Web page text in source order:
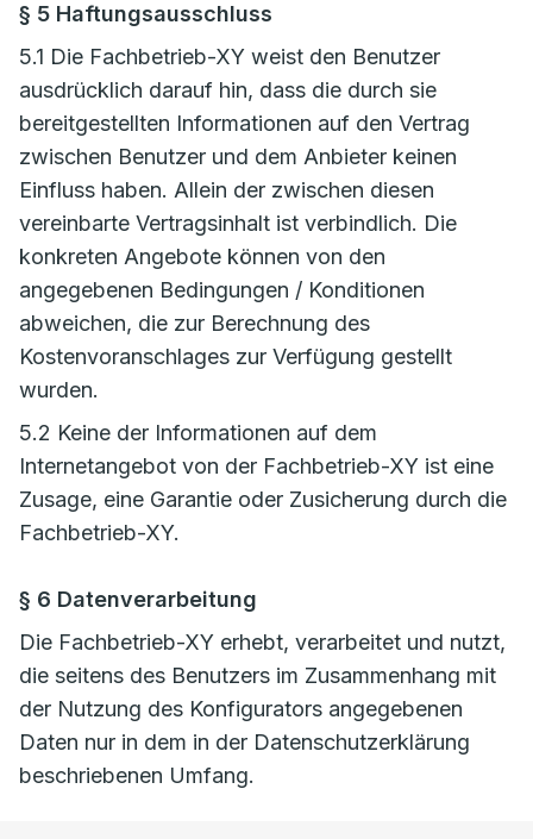
§ 5 Haftungsausschluss
5.1 Die Fachbetrieb-XY weist den Benutzer
ausdrücklich darauf hin, dass die durch sie
bereitgestellten Informationen auf den Vertrag
zwischen Benutzer und dem Anbieter keinen
Einfluss haben. Allein der zwischen diesen
vereinbarte Vertragsinhalt ist verbindlich. Die
konkreten Angebote können von den
angegebenen Bedingungen / Konditionen
abweichen, die zur Berechnung des
Kostenvoranschlages zur Verfügung gestellt
wurden.
5.2 Keine der Informationen auf dem
Internetangebot von der Fachbetrieb-XY ist eine
Zusage, eine Garantie oder Zusicherung durch die
Fachbetrieb-XY.
§ 6 Datenverarbeitung
Die Fachbetrieb-XY erhebt, verarbeitet und nutzt,
die seitens des Benutzers im Zusammenhang mit
der Nutzung des Konfigurators angegebenen
Daten nur in dem in der Datenschutzerklärung
beschriebenen Umfang.